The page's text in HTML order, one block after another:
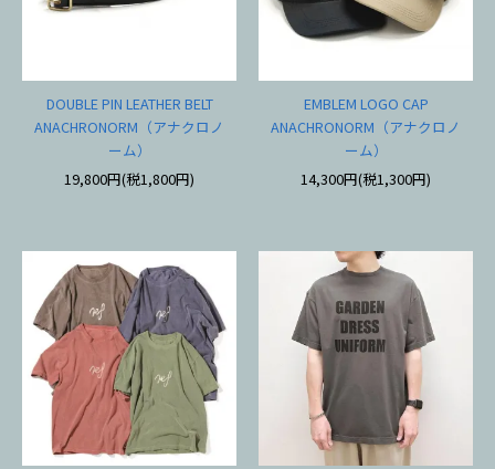
DOUBLE PIN LEATHER BELT
ANACHRONORM（アナクロノ
ーム）
19,800円(税1,800円)
EMBLEM LOGO CAP
ANACHRONORM（アナクロノ
ーム）
14,300円(税1,300円)